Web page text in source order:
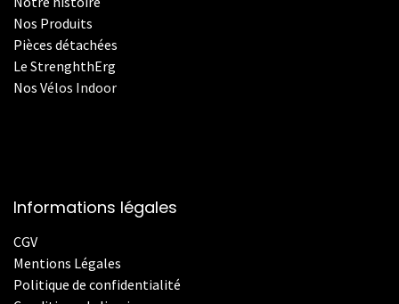
Nos Produits
Pièces détachées
Le StrenghthErg
Nos Vélos Indoor
Informations légales
CGV
Mentions Légales
Politique de confidentialité